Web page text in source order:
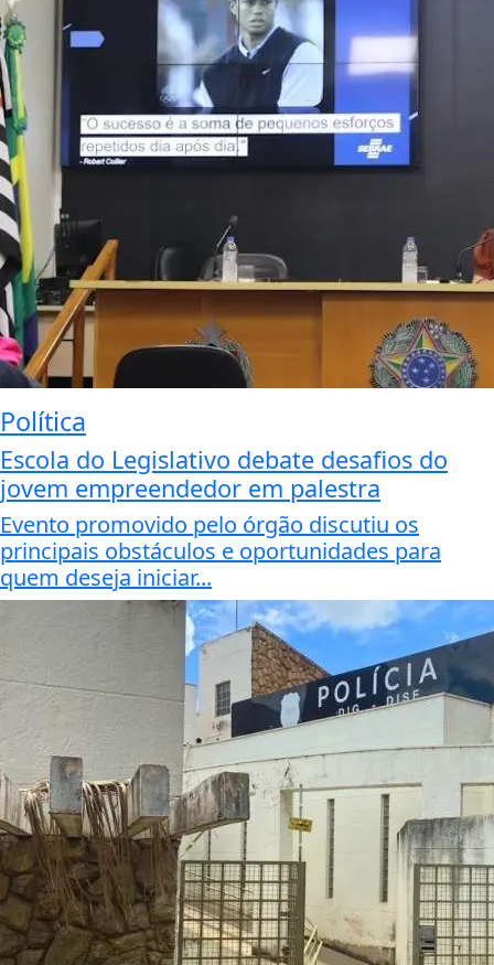
Política
Escola do Legislativo debate desafios do
jovem empreendedor em palestra
Evento promovido pelo órgão discutiu os
principais obstáculos e oportunidades para
quem deseja iniciar...